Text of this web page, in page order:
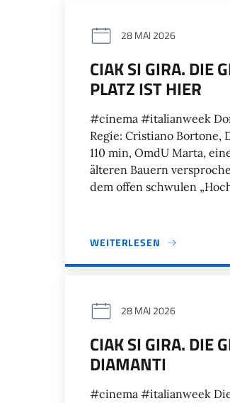
28 MAI 2026
CIAK SI GIRA. DIE
PLATZ IST HIER
#cinema #italianweek
Regie: Cristiano Bortone,
110 min, OmdU Marta,
älteren Bauern
dem offen schwulen
WEITERLESEN
28 MAI 2026
CIAK SI GIRA. DIE
DIAMANTI
#cinema #italianweek